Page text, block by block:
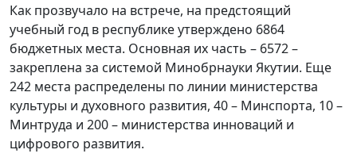
Как прозвучало на встрече, на предстоящий
учебный год в республике утверждено 6864
бюджетных места. Основная их часть – 6572 –
закреплена за системой Минобрнауки Якутии. Еще
242 места распределены по линии министерства
культуры и духовного развития, 40 – Минспорта, 10 –
Минтруда и 200 – министерства инноваций и
цифрового развития.